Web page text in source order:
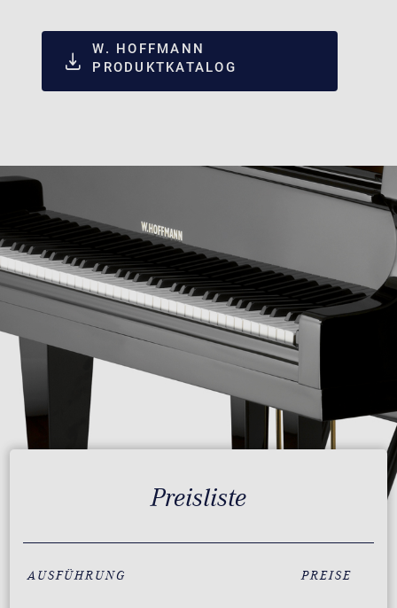
W. HOFFMANN
PRODUKTKATALOG
Preisliste
AUSFÜHRUNG PREISE